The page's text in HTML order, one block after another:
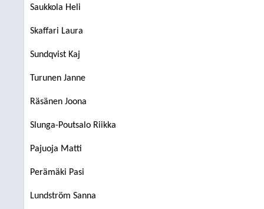
Saukkola Heli
Skaffari Laura
Sundqvist Kaj
Turunen Janne
Räsänen Joona
Slunga-Poutsalo Riikka
Pajuoja Matti
Perämäki Pasi
Lundström Sanna